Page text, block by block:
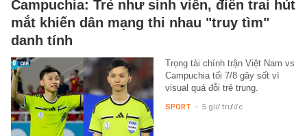
Campuchia: Trẻ như sinh viên, điển trai hút
mắt khiến dân mạng thi nhau "truy tìm"
danh tính
Trọng tài chính trận Việt Nam vs
Campuchia tối 7/8 gây sốt vì
visual quá đỗi trẻ trung.
SPORT - 5 giờ trước